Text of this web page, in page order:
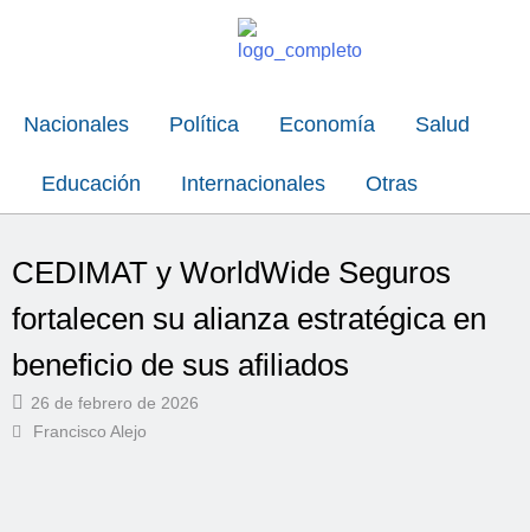
Nacionales Política Economía Salud
Educación Internacionales Otras
CEDIMAT y WorldWide Seguros
fortalecen su alianza estratégica en
beneficio de sus afiliados
26 de febrero de 2026
Francisco Alejo